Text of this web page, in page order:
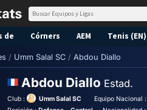
de Córners AEM Tenis (EN)
/ Umm Salal SC / Abdou Diallo
Abdou Diallo Estad.
Club : Umm Salal SC Equipo Nacional :